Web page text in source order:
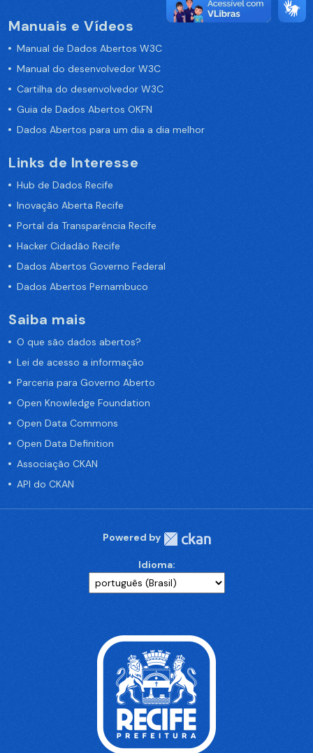
Manuais e Vídeos
Manual de Dados Abertos W3C
Manual do desenvolvedor W3C
Cartilha do desenvolvedor W3C
Guia de Dados Abertos OKFN
Dados Abertos para um dia a dia melhor
Links de Interesse
Hub de Dados Recife
Inovação Aberta Recife
Portal da Transparência Recife
Hacker Cidadão Recife
Dados Abertos Governo Federal
Dados Abertos Pernambuco
Saiba mais
O que são dados abertos?
Lei de acesso a informação
Parceria para Governo Aberto
Open Knowledge Foundation
Open Data Commons
Open Data Definition
Associação CKAN
API do CKAN
Powered by
Idioma